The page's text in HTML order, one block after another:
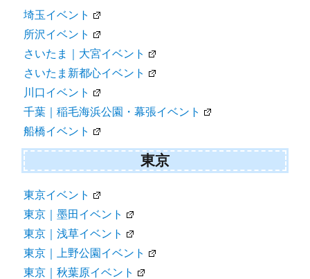
埼玉イベント
所沢イベント
さいたま｜大宮イベント
さいたま新都心イベント
川口イベント
千葉｜稲毛海浜公園・幕張イベント
船橋イベント
東京
東京イベント
東京｜墨田イベント
東京｜浅草イベント
東京｜上野公園イベント
東京｜秋葉原イベント